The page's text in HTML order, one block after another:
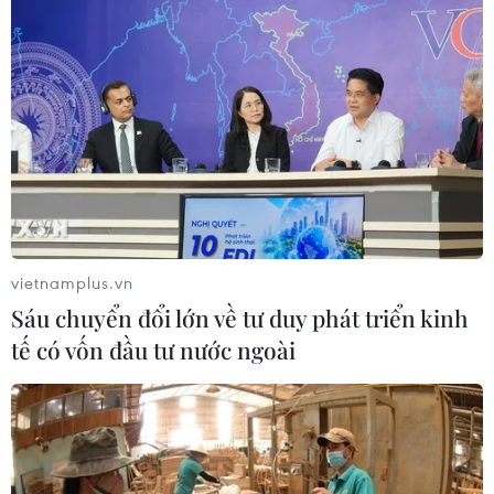
Khởi tố Chủ tịch Hội đồng quản trị,
Giám đốc Công ty cổ phần Mekolor
06/08/2026 09:06
Thêm một nhóm dàn cảnh cướp giật
tại khu Tân Huê Viên sa lưới
06/08/2026 05:57
Khẩn trường khám nghiệm
hiện trường, điều tra nguyên nhân
vụ cháy chợ Biên Hòa
06/08/2026 04:37
vietnamplus.vn
Sáu chuyển đổi lớn về tư duy phát triển kinh
tế có vốn đầu tư nước ngoài